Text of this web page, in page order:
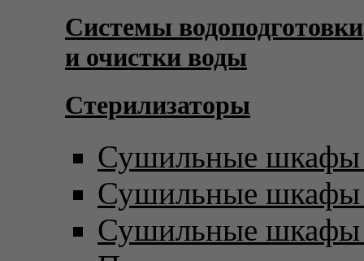
Системы водоподготовки
и очистки воды
Стерилизаторы
Сушильные шкафы
Сушильные шкафы
Сушильные шкафы